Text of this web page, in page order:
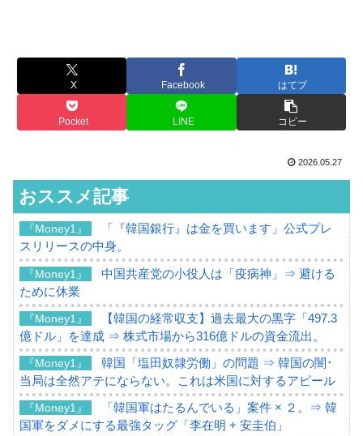
X Facebook はてブ
Pocket LINE コピー
2026.05.27
おススメ記事
『Money1』
「『韓国銀行』は金を買います」公式プレ
スリリースの中身。
『Money1』
中国共産党の小役人は「疫病神」⇒ 避ける
ために休業
『Money1』
【韓国の経常収支】過去最大の黒字「497.3
億ドル」を達成 ⇒ 株式市場から316億ドルの資金流出。
『Money1』
韓国「塩田奴隷労働」の問題 ⇒ 韓国の闇･
当局は全然アテにならない。これは米国に対するアピール
『Money1』
「韓国軍はたるんでいる」案件 × ２。⇒ 韓
国軍をダメにする最強タッグ「李在明 + 安圭伯」